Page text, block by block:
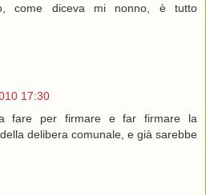
come diceva mi nonno, è tutto
17:30
fare per firmare e far firmare la
delibera comunale, e già sarebbe